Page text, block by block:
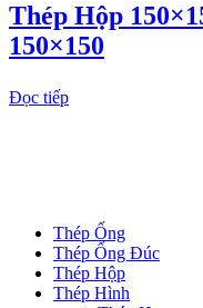
Thép Hộp
150×150
Đọc tiếp
Thép Ống
Thép Ống Đúc
Thép Hộp
Thép Hình